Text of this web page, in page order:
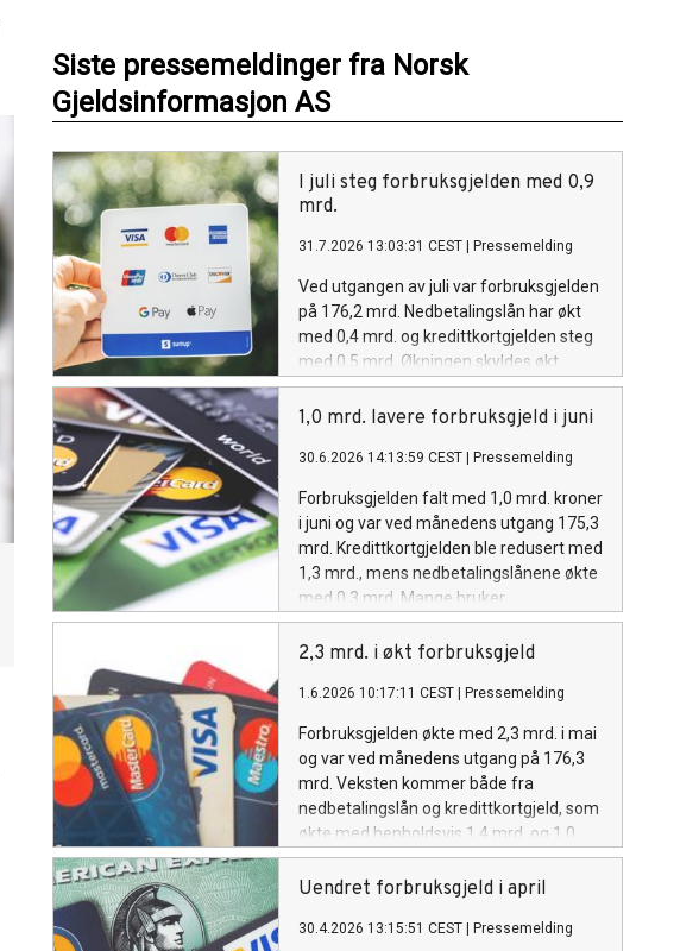
Siste pressemeldinger fra Norsk
Gjeldsinformasjon AS
I juli steg forbruksgjelden med 0,9
mrd.
31.7.2026 13:03:31 CEST Pressemelding
Ved utgangen av juli var forbruksgjelden
på 176,2 mrd. Nedbetalingslån har økt
med 0,4 mrd. og kredittkortgjelden steg
med 0,5 mrd. Økningen skyldes økt
forbruk i feriemåneden juli.
1,0 mrd. lavere forbruksgjeld i juni
30.6.2026 14:13:59 CEST Pressemelding
Forbruksgjelden falt med 1,0 mrd. kroner
i juni og var ved månedens utgang 175,3
mrd. Kredittkortgjelden ble redusert med
1,3 mrd., mens nedbetalingslånene økte
med 0,3 mrd. Mange bruker
feriepengene til å nedbetale
kredittkortgjeld for å ha bedre likviditet i
2,3 mrd. i økt forbruksgjeld
1.6.2026 10:17:11 CEST Pressemelding
Forbruksgjelden økte med 2,3 mrd. i mai
og var ved månedens utgang på 176,3
mrd. Veksten kommer både fra
nedbetalingslån og kredittkortgjeld, som
økte med henholdsvis 1,4 mrd. og 1,0
mrd. Økningene skyldes høy bruk av
kredittkort og en del refinansiering av
nedbetalingslån.
Uendret forbruksgjeld i april
30.4.2026 13:15:51 CEST Pressemelding